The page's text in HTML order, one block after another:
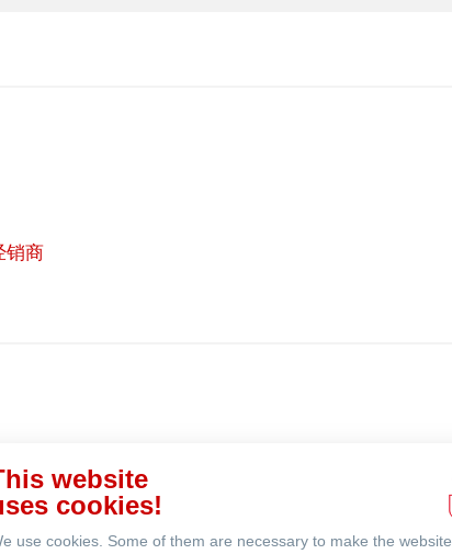
(英文)
销商
website
cookies!
use cookies. Some of them are necessary to make the website